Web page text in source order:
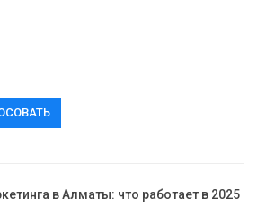
в Алматы: что работает в 2025